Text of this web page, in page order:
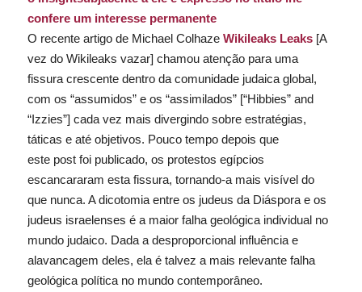
confere um interesse permanente
O recente artigo de Michael Colhaze Wikileaks Leaks[A
vez do Wikileaks vazar] chamou atenção para uma
fissura crescente dentro da comunidade judaica global,
com os “assumidos” e os “assimilados” [“Hibbies” and
“Izzies”] cada vez mais divergindo sobre estratégias,
táticas e até objetivos. Pouco tempo depois que
este postfoi publicado, os protestos egípcios
escancararam esta fissura, tornando-a mais visível do
que nunca. A dicotomia entre os judeus da Diáspora e os
judeus israelenses é a maior falha geológica individual no
mundo judaico. Dada a desproporcional influência e
alavancagem deles, ela é talvez a mais relevante falha
geológica política no mundo contemporâneo.